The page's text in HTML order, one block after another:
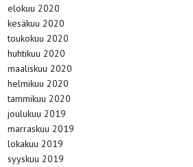
elokuu 2020
kesäkuu 2020
toukokuu 2020
huhtikuu 2020
maaliskuu 2020
helmikuu 2020
tammikuu 2020
joulukuu 2019
marraskuu 2019
lokakuu 2019
syyskuu 2019